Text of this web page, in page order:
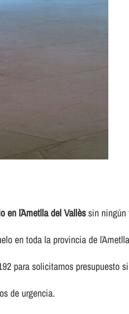
en l´Ametlla del Vallèssin ningún
en toda la provincia de
para solicitarnos presupuesto
de urgencia.